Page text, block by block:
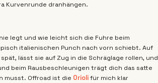
Kurvenrunde dranhängen.
legt und wie leicht sich die Fuhre beim
italienischen Punch nach vorn schiebt. Auf
lässt sie auf Zug in die Schräglage rollen, und
beim Rausbeschleunigen trägt dich das satte
musst. Offroad ist die Oriolifür mich klar